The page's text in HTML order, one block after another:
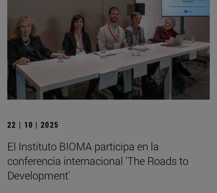
22 | 10 | 2025
El Instituto BIOMA participa en la
conferencia internacional 'The Roads to
Development'